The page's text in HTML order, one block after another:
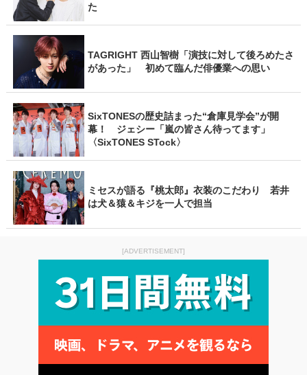
た
TAGRIGHT 西山智樹「演技に対して後ろめたさ
があった」 初めて臨んだ俳優業への思い
SixTONESの歴史詰まった“倉庫見学会”が開
幕！ ジェシー「嵐の皆さん待ってます」
〈SixTONES STock〉
ミセスが語る『桃太郎』衣装のこだわり 若井
は犬＆猿＆キジを一人で担当
[ADVERTISEMENT]